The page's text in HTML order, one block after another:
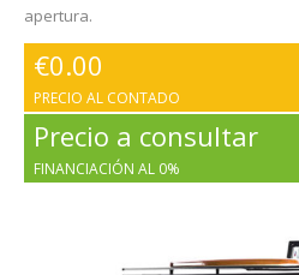
apertura.
€0.00
PRECIO AL CONTADO
Precio a consultar
FINANCIACIÓN AL 0%